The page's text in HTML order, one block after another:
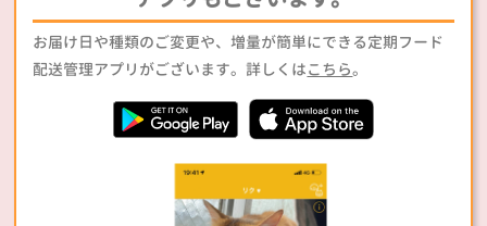
お届け日や種類のご変更や、増量が簡単にできる定期フード
配送管理アプリがございます。詳しくはこちら。